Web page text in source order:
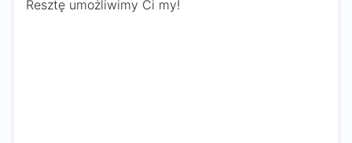
Resztę umożliwimy Ci my!